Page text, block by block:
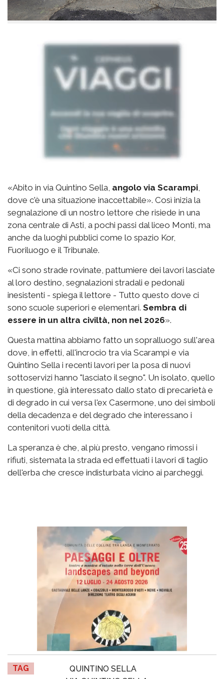
«Abito in via Quintino Sella, angolo via Scarampi,
dove c'è una situazione inaccettabile». Così inizia la
segnalazione di un nostro lettore che risiede in una
zona centrale di Asti, a pochi passi dal liceo Monti, ma
anche da luoghi pubblici come lo spazio Kor,
Fuoriluogo e il Tribunale.
«Ci sono strade rovinate, pattumiere dei lavori lasciate
al loro destino, segnalazioni stradali e pedonali
inesistenti - spiega il lettore - Tutto questo dove ci
sono scuole superiori e elementari. Sembra di
essere in un altra civiltà, non nel 2026».
Questa mattina abbiamo fatto un sopralluogo sull'area
dove, in effetti, all'incrocio tra via Scarampi e via
Quintino Sella i recenti lavori per la posa di nuovi
sottoservizi hanno "lasciato il segno". Un isolato, quello
in questione, già interessato dallo stato di precarietà e
di degrado in cui versa l'ex Casermone, uno dei simboli
della decadenza e del degrado che interessano i
contenitori vuoti della città.
La speranza è che, al più presto, vengano rimossi i
rifiuti, sistemata la strada ed effettuati i lavori di taglio
dell'erba che cresce indisturbata vicino ai parcheggi.
TAG
QUINTINO SELLA